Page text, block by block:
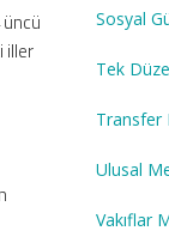
iller
Sosyal
Tek
Transfer
Ulusal
Vakıflar